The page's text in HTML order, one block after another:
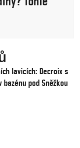
lavicích: Decroix s
bazénu pod Sněžkou